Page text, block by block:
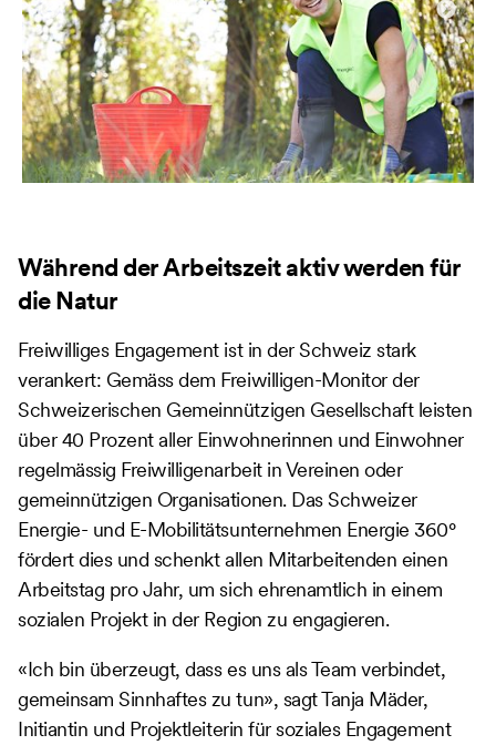
Während der Arbeitszeit aktiv werden für
die Natur
Freiwilliges Engagement ist in der Schweiz stark
verankert: Gemäss dem Freiwilligen-Monitor der
Schweizerischen Gemeinnützigen Gesellschaft leisten
über 40 Prozent aller Einwohnerinnen und Einwohner
regelmässig Freiwilligenarbeit in Vereinen oder
gemeinnützigen Organisationen. Das Schweizer
Energie- und E-Mobilitätsunternehmen Energie 360°
fördert dies und schenkt allen Mitarbeitenden einen
Arbeitstag pro Jahr, um sich ehrenamtlich in einem
sozialen Projekt in der Region zu engagieren.
«Ich bin überzeugt, dass es uns als Team verbindet,
gemeinsam Sinnhaftes zu tun», sagt Tanja Mäder,
Initiantin und Projektleiterin für soziales Engagement